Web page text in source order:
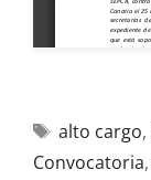
alto cargo,
Convocatoria,